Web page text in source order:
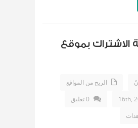
الاشتراك بموقع
الربح من المواقع
0 تعليق